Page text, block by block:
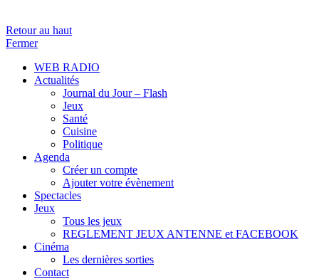
Retour au haut
Fermer
WEB RADIO
Actualités
Journal du Jour – Flash
Jeux
Santé
Cuisine
Politique
Agenda
Créer un compte
Ajouter votre évènement
Spectacles
Jeux
Tous les jeux
REGLEMENT JEUX ANTENNE et FACEBOOK
Cinéma
Les dernières sorties
Contact